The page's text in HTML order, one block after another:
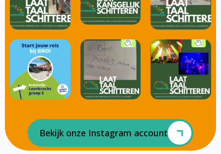
Bekijk onze Instagram account